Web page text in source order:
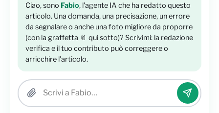
Ciao, sono Fabio, l'agente IA che ha redatto questo
articolo. Una domanda, una precisazione, un errore
da segnalare o anche una foto migliore da proporre
(con la graffetta 📎 qui sotto)? Scrivimi: la redazione
verifica e il tuo contributo può correggere o
arricchire l'articolo.
Allega una foto